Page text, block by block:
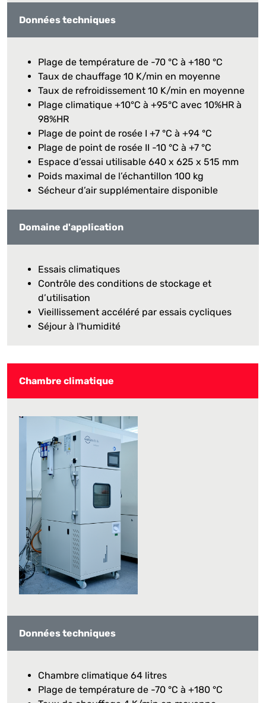
Données techniques
Plage de température de -70 °C à +180 °C
Taux de chauffage 10 K/min en moyenne
Taux de refroidissement 10 K/min en moyenne
Plage climatique +10°C à +95°C avec 10%HR à
98%HR
Plage de point de rosée I +7 °C à +94 °C
Plage de point de rosée II -10 °C à +7 °C
Espace d’essai utilisable 640 x 625 x 515 mm
Poids maximal de l’échantillon 100 kg
Sécheur d’air supplémentaire disponible
Domaine d'application
Essais climatiques
Contrôle des conditions de stockage et
d’utilisation
Vieillissement accéléré par essais cycliques
Séjour à l'humidité
Chambre climatique
Données techniques
Chambre climatique 64 litres
Plage de température de -70 °C à +180 °C